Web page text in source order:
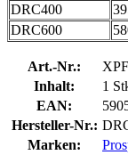
DRC400
DRC600
Art.-Nr.:
Inhalt:
1
EAN:
Hersteller-Nr.:
Marken: